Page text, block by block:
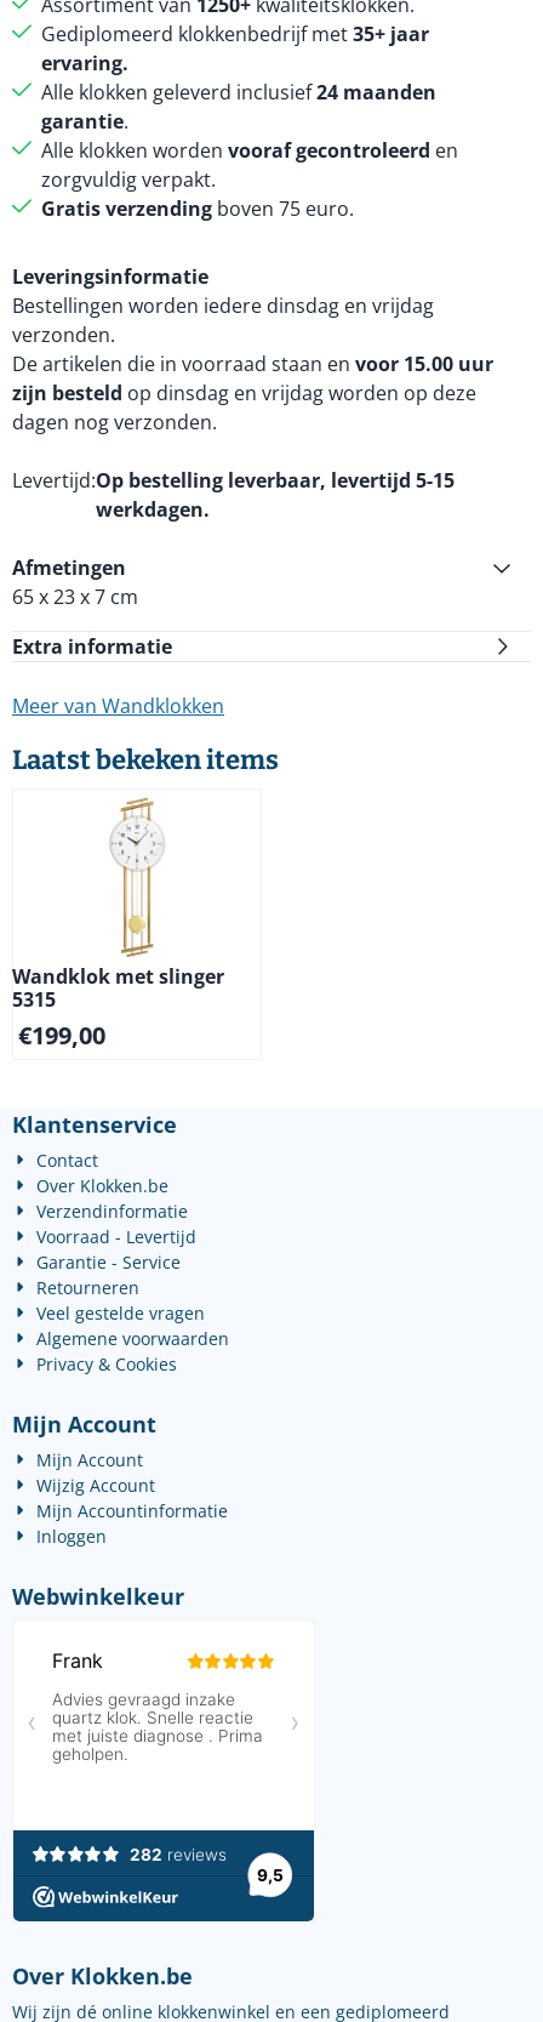
Gediplomeerd klokkenbedrijf met35+ jaar
ervaring.
Alle klokken geleverd inclusief24 maanden
garantie.
Alle klokken worden vooraf gecontroleerd en
zorgvuldig verpakt.
Gratis verzending boven 75 euro.
Leveringsinformatie
Bestellingen worden iedere dinsdag en vrijdag
verzonden.
De artikelen die in voorraad staan en voor 15.00 uur
zijn besteld op dinsdag en vrijdag worden op deze
dagen nog verzonden.
Levertijd Op bestelling leverbaar, levertijd 5-15
werkdagen.
Afmetingen
65 x 23 x 7 cm
Extra informatie
Meer van Wandklokken
Laatst bekeken items
Wandklok met slinger
5315
€199,00
Klantenservice
Contact
Over Klokken.be
Verzendinformatie
Voorraad - Levertijd
Garantie - Service
Retourneren
Veel gestelde vragen
Algemene voorwaarden
Privacy & Cookies
Mijn Account
Mijn Account
Wijzig Account
Mijn Accountinformatie
Inloggen
Webwinkelkeur
Over Klokken.be
Wij zijn dé online klokkenwinkel en een gediplomeerd